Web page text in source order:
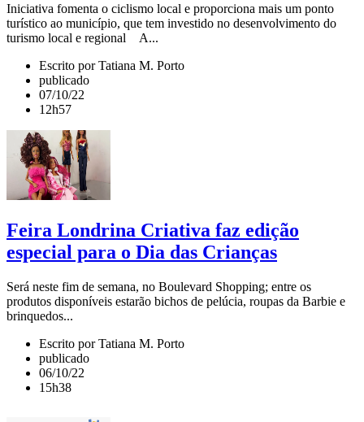
Iniciativa fomenta o ciclismo local e proporciona mais um ponto
turístico ao município, que tem investido no desenvolvimento do
turismo local e regional A...
Escrito por Tatiana M. Porto
publicado
07/10/22
12h57
Feira Londrina Criativa faz edição
especial para o Dia das Crianças
Será neste fim de semana, no Boulevard Shopping; entre os
produtos disponíveis estarão bichos de pelúcia, roupas da Barbie e
brinquedos...
Escrito por Tatiana M. Porto
publicado
06/10/22
15h38